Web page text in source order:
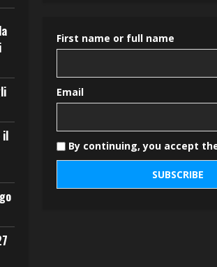
il
First name or full name
Email
By continuing, you accept